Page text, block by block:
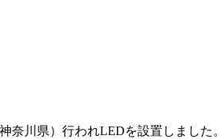
奈川県）行われLEDを設置しました。